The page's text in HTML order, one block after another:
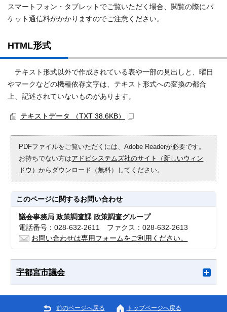
スマートフォン・タブレットでご覧いただく場合、閲覧の際にパ
ケット通信料がかかりますのでご注意ください。
HTML形式
テキスト形式以外で作成されている表や一部の見出しと、曜日
やマークなどの機種依存文字は、テキスト形式への変換の都合
上、記述されていないものがあります。
テキストデータ （TXT 38.6KB）
PDFファイルをご覧いただくには、Adobe Readerが必要です。
お持ちでない方はアドビシステムズ社のサイト（新しいウィン
ドウ）からダウンロード（無料）してください。
このページに関するお問い合わせ
議会事務局 政策調査課 政策調査グループ
電話番号：028-632-2611 ファクス：028-632-2613
お問い合わせは専用フォームをご利用ください。
宇都宮市議会
前のページへ戻る トップページへ戻る